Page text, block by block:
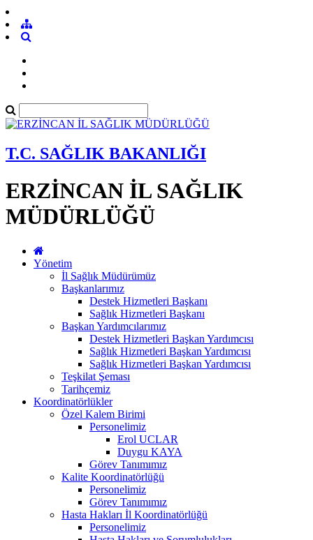
T.C. SAĞLIK BAKANLIĞI
ERZİNCAN İL SAĞLIK
MÜDÜRLÜĞÜ
Yönetim
İl Sağlık Müdürümüz
Başkanlarımız
Destek Hizmetleri Başkanı
Sağlık Hizmetleri Başkanı
Başkan Yardımcılarımız
Destek Hizmetleri Başkan Yardımcısı
Sağlık Hizmetleri Başkan Yardımcısı
Sağlık Hizmetleri Başkan Yardımcısı
Teşkilat Şeması
Tarihçemiz
Koordinatörlükler
Özel Kalem Birimi
Personelimiz
Erol UCLAR
Duygu KAYA
Görev Tanımımız
Kalite Koordinatörlüğü
Personelimiz
Görev Tanımımız
Hasta Hakları İl Koordinatörlüğü
Personelimiz